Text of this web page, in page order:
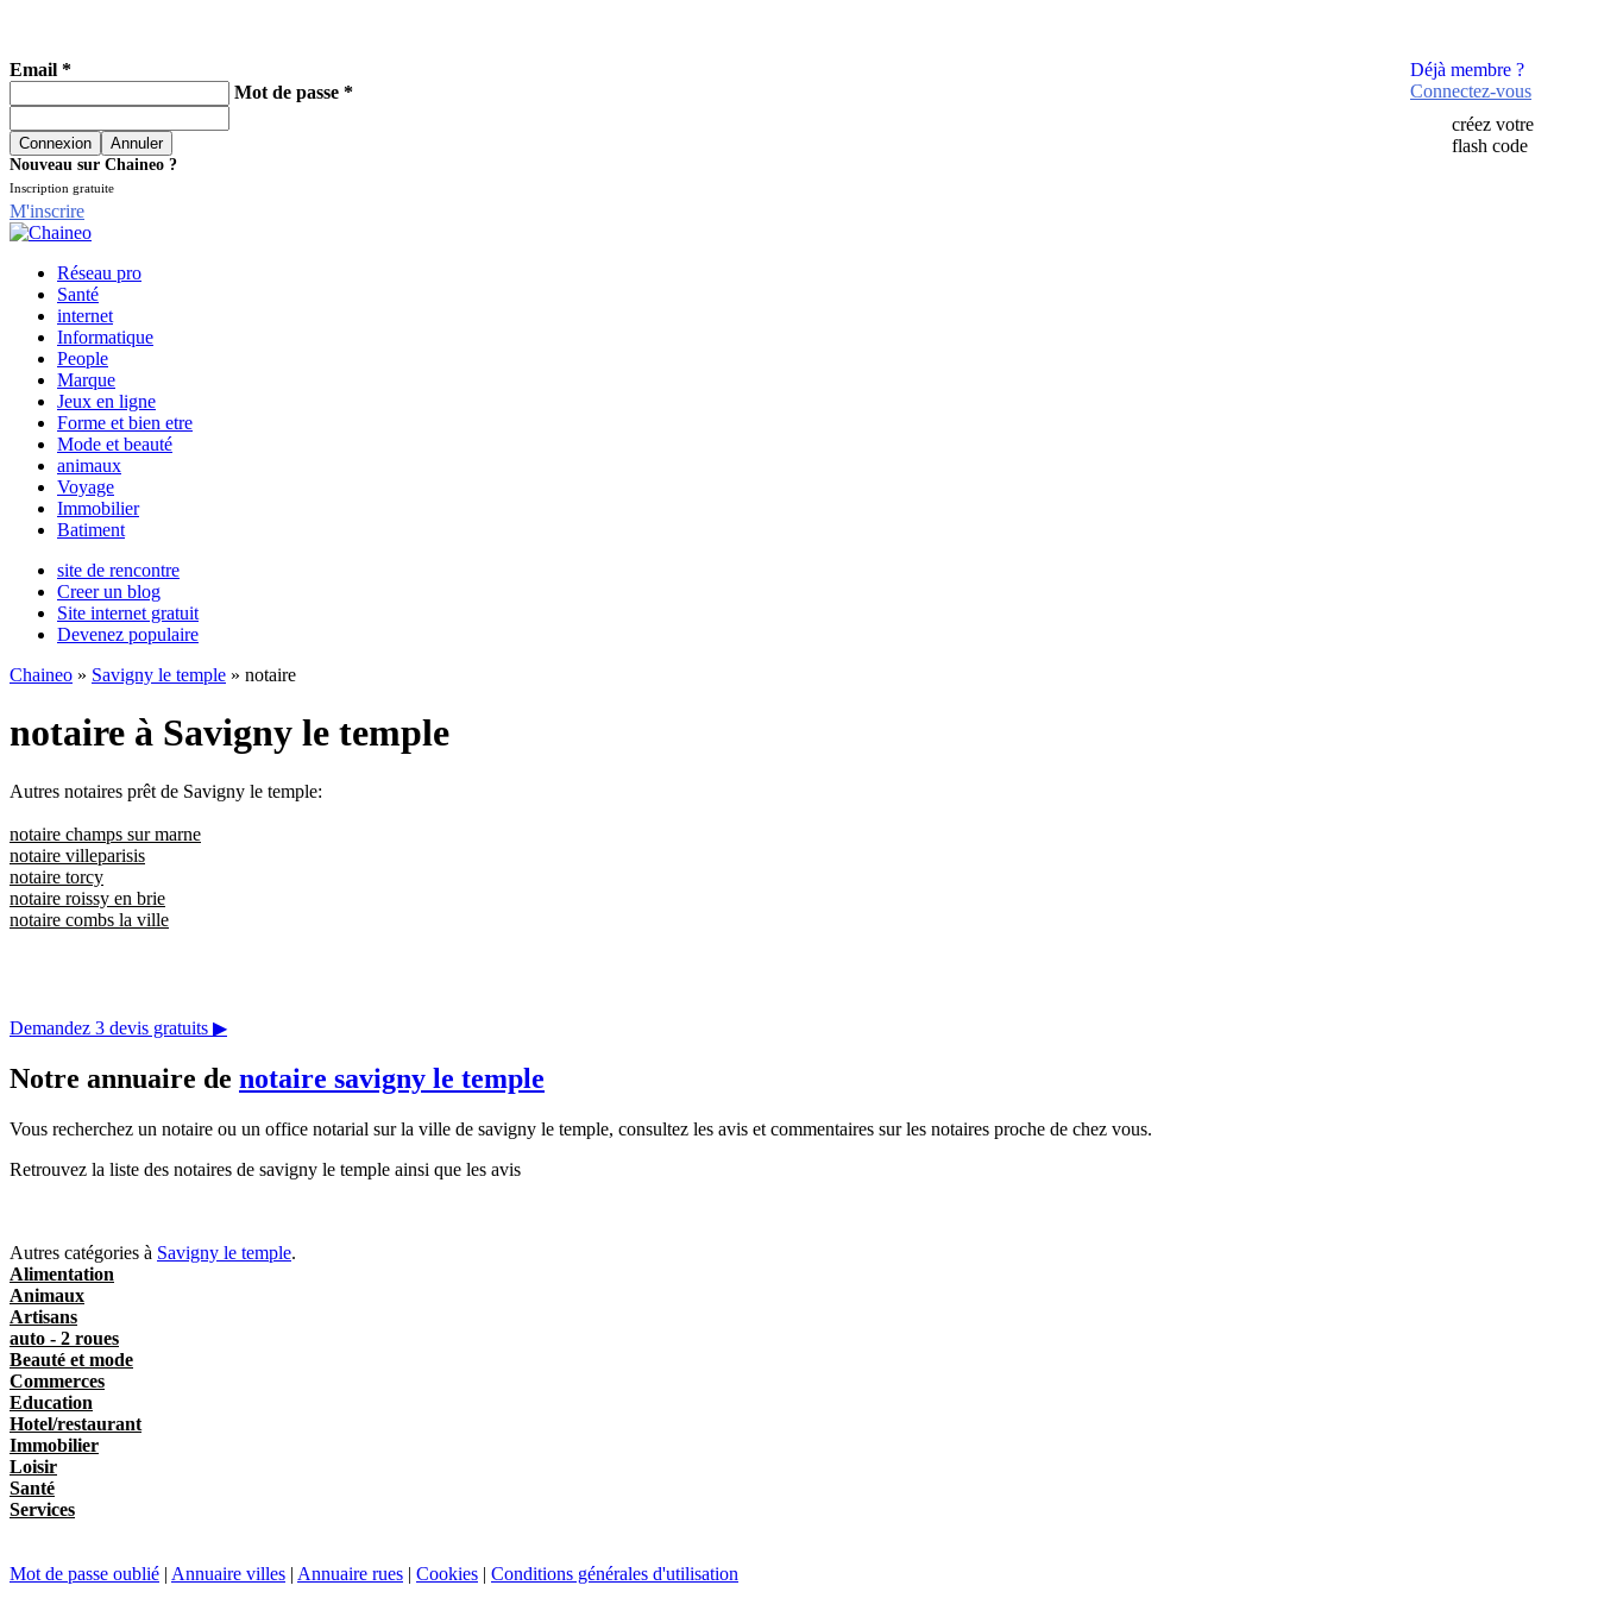
Déjà membre ?
Connectez-vous
créez votre
flash code
Email *
Mot de passe *
Nouveau sur Chaineo ?
Inscription gratuite
M'inscrire
Réseau pro
Santé
internet
Informatique
People
Marque
Jeux en ligne
Forme et bien etre
Mode et beauté
animaux
Voyage
Immobilier
Batiment
site de rencontre
Creer un blog
Site internet gratuit
Devenez populaire
Chaineo » Savigny le temple » notaire
notaire à Savigny le temple
Autres notaires prêt de Savigny le temple:
notaire champs sur marne
notaire villeparisis
notaire torcy
notaire roissy en brie
notaire combs la ville
Demandez 3 devis gratuits ▶
Notre annuaire de notaire savigny le temple
Vous recherchez un notaire ou un office notarial sur la ville de savigny le temple, consultez les avis et commentaires sur les notaires proche de chez vous.
Retrouvez la liste des notaires de savigny le temple ainsi que les avis
Autres catégories à Savigny le temple.
Alimentation
Animaux
Artisans
auto - 2 roues
Beauté et mode
Commerces
Education
Hotel/restaurant
Immobilier
Loisir
Santé
Services
Mot de passe oublié | Annuaire villes | Annuaire rues | Cookies | Conditions générales d'utilisation